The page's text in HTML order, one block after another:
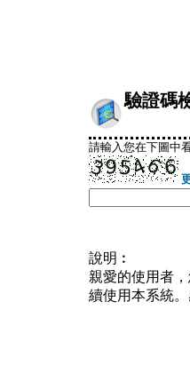
驗證碼
請輸入您在下圖中
說明︰
親愛的使用者
續使用本系統。